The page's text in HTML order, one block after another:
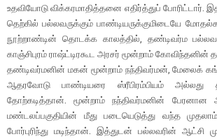
உதவியோடு விக்கரமாதித்தனை எதிர்த்துப்
தெற்கில் பல்லவருக்கும் பாண்டியருக்குமிடையே
நூற்றாண்டின் தொடக்க காலத்தில், தண்டிவர்ம
காஞ்சிபுரம் ராஷ்ட்டிரகூட அரசர் மூன்றாம் கோவிந்தனின்
தண்டிவர்மனின் மகன் மூன்றாம் நந்திவர்மன், மேலைக்
ஆதரவோடு பாண்டியரை ஸ்ரீபிரம்பியம் அல்லது
தோற்கடித்தான். மூன்றாம் நந்திவர்மனின்
மண்டலப்பகுதியின் மீது படையெடுத்து வந்த
போர்புரிந்து மடிந்தான். இத்துடன் பல்லவரின் ஆட்சி